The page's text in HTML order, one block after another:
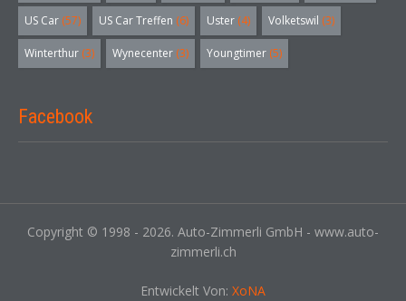
US Car (57) US Car Treffen (6) Uster (4) Volketswil (3)
Winterthur (3) Wynecenter (3) Youngtimer (5)
Facebook
Copyright © 1998 - 2026. Auto-Zimmerli GmbH - www.auto-
zimmerli.ch
Entwickelt Von: XoNA